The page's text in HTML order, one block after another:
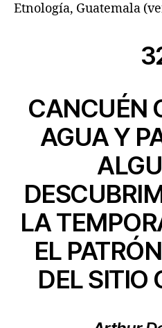
Etnología, Guatemala
CANCUÉN
AGUA Y
LA
EL
DEL SITIO